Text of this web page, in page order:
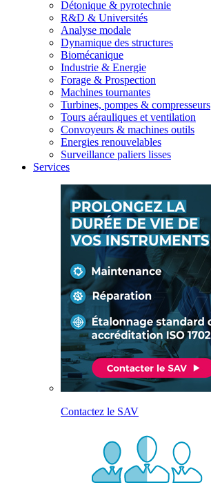
Détonique & pyrotechnie
R&D & Universités
Analyse modale
Dynamique des structures
Biomécanique
Industrie & Energie
Forage & Prospection
Machines tournantes
Turbines, pompes & compresseurs
Tours aérauliques et ventilation
Convoyeurs & machines outils
Energies renouvelables
Surveillance paliers lisses
Services
Contactez le SAV